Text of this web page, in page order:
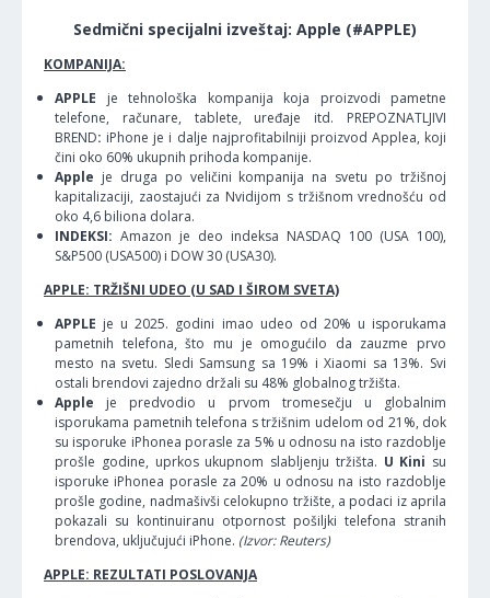
Sedmični specijalni izveštaj: Apple (#APPLE)
KOMPANIJA:
APPLE je tehnološka kompanija koja proizvodi pametne
telefone, računare, tablete, uređaje itd. PREPOZNATLJIVI
BREND: iPhone je i dalje najprofitabilniji proizvod Applea, koji
čini oko 60% ukupnih prihoda kompanije.
Apple je druga po veličini kompanija na svetu po tržišnoj
kapitalizaciji, zaostajući za Nvidijom s tržišnom vrednošću od
oko 4,6 biliona dolara.
INDEKSI: Amazon je deo indeksa NASDAQ 100 (USA 100),
S&P500 (USA500) i DOW 30 (USA30).
APPLE: TRŽIŠNI UDEO (U SAD I ŠIROM SVETA)
APPLE je u 2025. godini imao udeo od 20% u isporukama
pametnih telefona, što mu je omogućilo da zauzme prvo
mesto na svetu. Sledi Samsung sa 19% i Xiaomi sa 13%. Svi
ostali brendovi zajedno držali su 48% globalnog tržišta.
Apple je predvodio u prvom tromesečju u globalnim
isporukama pametnih telefona s tržišnim udelom od 21%, dok
su isporuke iPhonea porasle za 5% u odnosu na isto razdoblje
prošle godine, uprkos ukupnom slabljenju tržišta. U Kini su
isporuke iPhonea porasle za 20% u odnosu na isto razdoblje
prošle godine, nadmašivši celokupno tržište, a podaci iz aprila
pokazali su kontinuiranu otpornost pošiljki telefona stranih
brendova, uključujući iPhone. (Izvor: Reuters)
APPLE: REZULTATI POSLOVANJA